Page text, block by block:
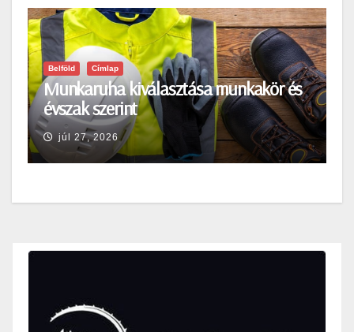
Belföld Címlap
Munkaruha kiválasztása munkakör és
évszak szerint
júl 27, 2026